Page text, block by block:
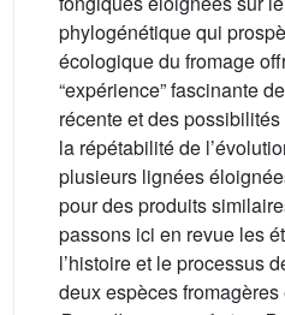
phylogénétique qui
écologique du fromage
“expérience” fascinante
récente et des
la répétabilité de
plusieurs lignées
pour des produits
passons ici en revue les
l’histoire et le processus
deux espèces